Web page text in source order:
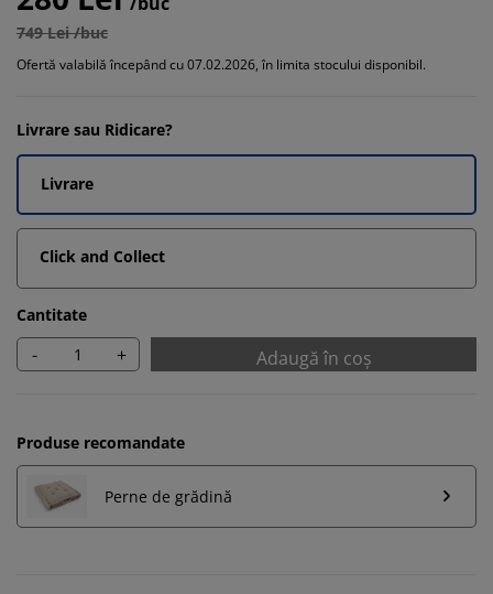
749 Lei /buc
Ofertă valabilă începând cu 07.02.2026, în limita stocului disponibil.
Livrare sau Ridicare?
Livrare
Click and Collect
Cantitate
- + Adaugă în coș
Produse recomandate
Perne de grădină